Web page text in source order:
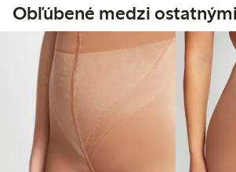
Obľúbené medzi ostatnými